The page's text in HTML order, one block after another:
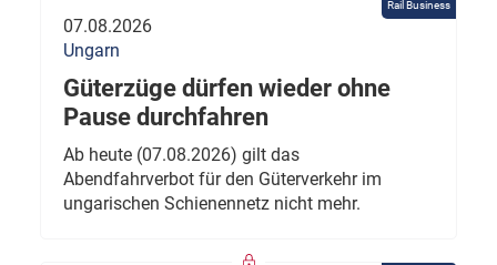
Rail Business
07.08.2026
Ungarn
Güterzüge dürfen wieder ohne
Pause durchfahren
Ab heute (07.08.2026) gilt das
Abendfahrverbot für den Güterverkehr im
ungarischen Schienennetz nicht mehr.